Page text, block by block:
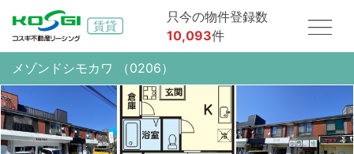
只今の物件登録数
10,093件
メゾンドシモカワ （0206）